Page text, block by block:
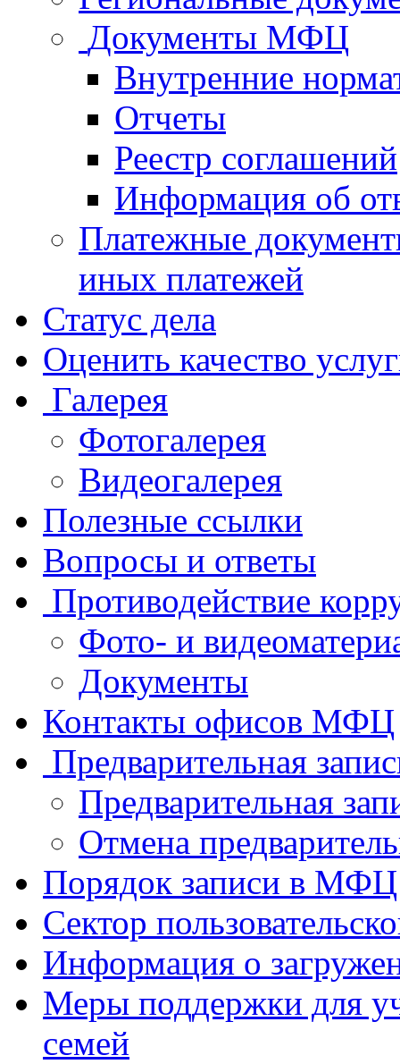
Документы МФЦ
Внутренние
Отчеты
Реестр соглашений
Информация об
Платежные
иных платежей
Статус дела
Оценить качество
Галерея
Фотогалерея
Видеогалерея
Полезные ссылки
Вопросы и ответы
Противодействие
Фото- и
Документы
Контакты офисов МФЦ
Предварительная
Предварительная
Отмена
Порядок записи в МФЦ
Сектор
Информация о
Меры поддержки для
семей